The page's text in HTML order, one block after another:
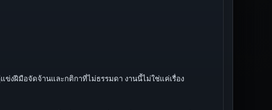
งฝีมือจัดจ้านและกติกาที่ไม่ธรรมดา งานนี้ไม่ใช่แค่เรื่อง